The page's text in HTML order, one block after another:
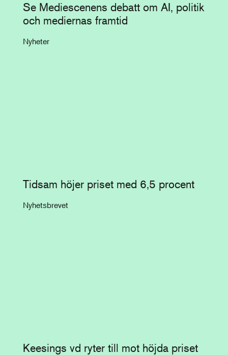
Se Mediescenens debatt om AI, politik
och mediernas framtid
Nyheter
Tidsam höjer priset med 6,5 procent
Nyhetsbrevet
Keesings vd ryter till mot höjda priset